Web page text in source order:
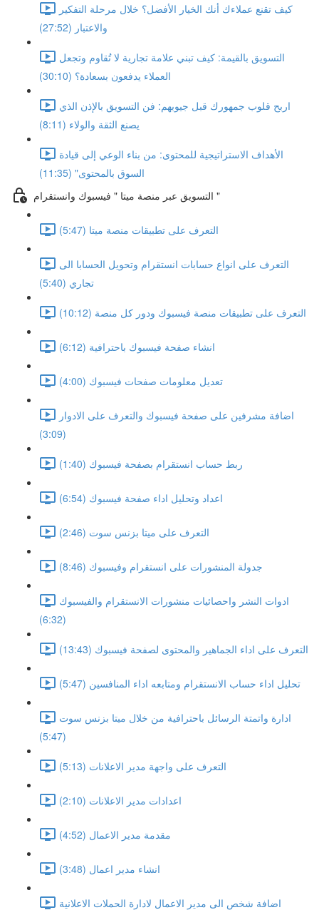
كيف تقنع عملاءك أنك الخيار الأفضل؟ خلال مرحلة التفكير
والاعتبار (27:52)
التسويق بالقيمة: كيف تبني علامة تجارية لا تُقاوم وتجعل
العملاء يدفعون بسعادة؟ (30:10)
اربح قلوب جمهورك قبل جيوبهم: فن التسويق بالإذن الذي
يصنع الثقة والولاء (8:11)
الأهداف الاستراتيجية للمحتوى: من بناء الوعي إلى قيادة
السوق بالمحتوى" (11:35)
التسويق عبر منصة ميتا " فيسبوك وانستقرام "
التعرف على تطبيقات منصة ميتا (5:47)
التعرف على انواع حسابات انستقرام وتحويل الحسابا الى
تجاري (5:40)
التعرف على تطبيقات منصة فيسبوك ودور كل منصة (10:12)
انشاء صفحة فيسبوك باحترافية (6:12)
تعديل معلومات صفحات فيسبوك (4:00)
اضافة مشرفين على صفحة فيسبوك والتعرف على الادوار
(3:09)
ربط حساب انستقرام بصفحة فيسبوك (1:40)
اعداد وتحليل اداء صفحة فيسبوك (6:54)
التعرف على ميتا بزنس سوت (2:46)
جدولة المنشورات على انستقرام وفيسبوك (8:46)
ادوات النشر واحصائيات منشورات الانستقرام والفيسبوك
(6:32)
التعرف على اداء الجماهير والمحتوى لصفحة فيسبوك (13:43)
تحليل اداء حساب الانستقرام ومتابعه اداء المنافسين (5:47)
ادارة واتمتة الرسائل باحترافية من خلال ميتا بزنس سوت
(5:47)
التعرف على واجهة مدير الاعلانات (5:13)
اعدادات مدير الاعلانات (2:10)
مقدمة مدير الاعمال (4:52)
انشاء مدير اعمال (3:48)
اضافة شخص الى مدير الاعمال لادارة الحملات الاعلانية